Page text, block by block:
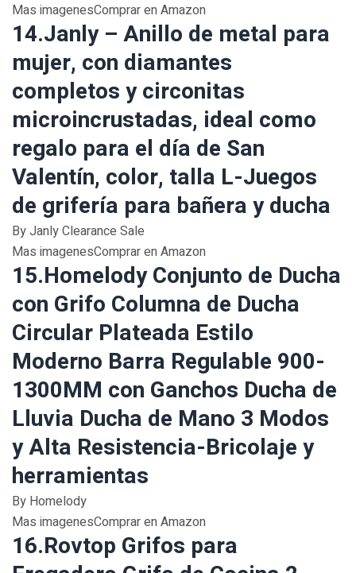
Mas imagenesComprar en Amazon
14.Janly – Anillo de metal para
mujer, con diamantes
completos y circonitas
microincrustadas, ideal como
regalo para el día de San
Valentín, color, talla L-Juegos
de grifería para bañera y ducha
By Janly Clearance Sale
Mas imagenesComprar en Amazon
15.Homelody Conjunto de Ducha
con Grifo Columna de Ducha
Circular Plateada Estilo
Moderno Barra Regulable 900-
1300MM con Ganchos Ducha de
Lluvia Ducha de Mano 3 Modos
y Alta Resistencia-Bricolaje y
herramientas
By Homelody
Mas imagenesComprar en Amazon
16.Rovtop Grifos para